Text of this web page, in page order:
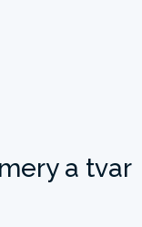
a tvar